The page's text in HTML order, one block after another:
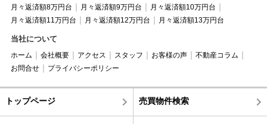
月々返済額8万円台 月々返済額9万円台
月々返済額10万円台
月々返済額11万円台
月々返済額12万円台 月々返済額13万円台
当社について
ホーム 会社概要 アクセス スタッフ お客様の声
不動産コラム
お問合せ
プライバシーポリシー
トップページ 売買物件検索